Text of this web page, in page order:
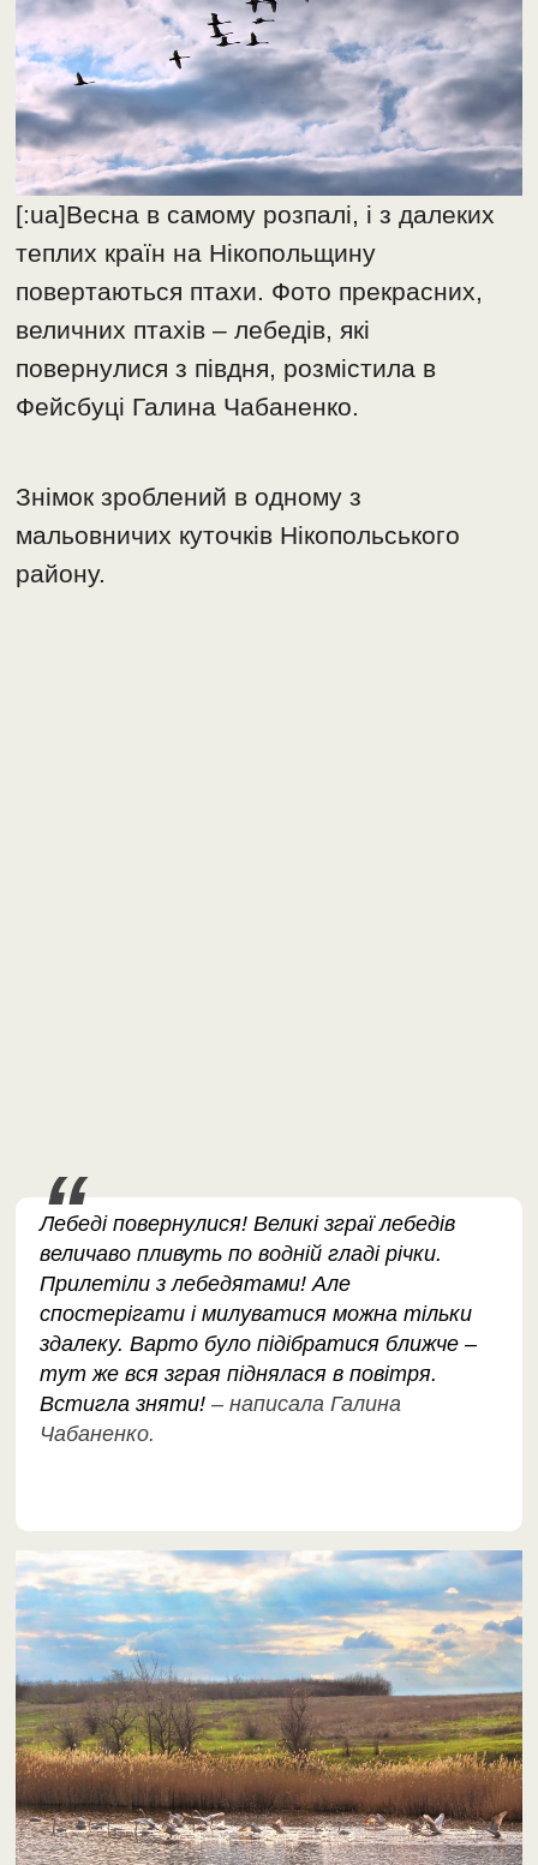
[:ua]Весна в самому розпалі, і з далеких
теплих країн на Нікопольщину
повертаються птахи. Фото прекрасних,
величних птахів – лебедів, які
повернулися з півдня, розмістила в
Фейсбуці Галина Чабаненко.
Знімок зроблений в одному з
мальовничих куточків Нікопольського
району.
Лебеді повернулися! Великі зграї лебедів
величаво пливуть по водній гладі річки.
Прилетіли з лебедятами! Але
спостерігати і милуватися можна тільки
здалеку. Варто було підібратися ближче –
тут же вся зграя піднялася в повітря.
Встигла зняти!– написала Галина
Чабаненко.